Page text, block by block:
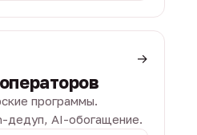
→
программы.
дедуп, AI-обогащение.